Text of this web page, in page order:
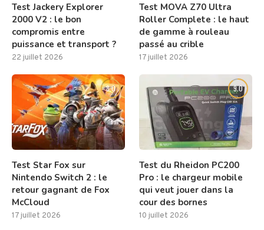
Test Jackery Explorer
2000 V2 : le bon
compromis entre
puissance et transport ?
22 juillet 2026
Test MOVA Z70 Ultra
Roller Complete : le haut
de gamme à rouleau
passé au crible
17 juillet 2026
8.0
Test Star Fox sur
Nintendo Switch 2 : le
retour gagnant de Fox
McCloud
17 juillet 2026
9.0
Test du Rheidon PC200
Pro : le chargeur mobile
qui veut jouer dans la
cour des bornes
10 juillet 2026